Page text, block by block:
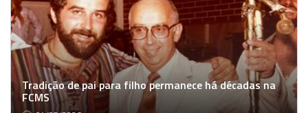
Tradição de pai para filho permanece há décadas na
FCMS